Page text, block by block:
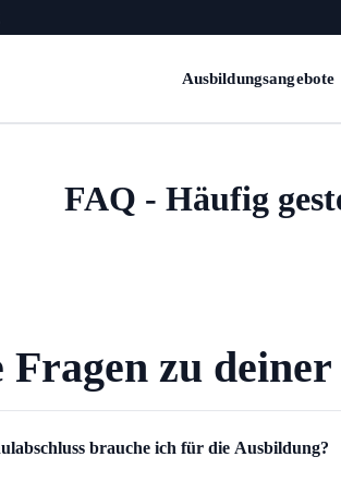
Ausbildungsangebote
FAQ - Häufig
Fragen zu
brauche ich für die Ausbildung?